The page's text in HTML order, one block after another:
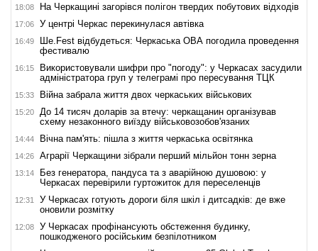
18:08 На Черкащині загорівся полігон твердих побутових відходів
17:06 У центрі Черкас перекинулася автівка
16:49
Ше.Fest відбудеться: Черкаська ОВА погодила проведення
фестивалю
16:15
Використовували шифри про "погоду": у Черкасах засудили
адміністратора груп у телеграмі про пересування ТЦК
15:33 Війна забрала життя двох черкаських військових
15:20
До 14 тисяч доларів за втечу: черкащанин організував
схему незаконного виїзду військовозобов'язаних
14:44 Вічна пам'ять: пішла з життя черкаська освітянка
14:26 Аграрії Черкащини зібрали перший мільйон тонн зерна
13:14
Без генератора, пандуса та з аварійною душовою: у
Черкасах перевірили гуртожиток для переселенців
12:31
У Черкасах готують дороги біля шкіл і дитсадків: де вже
оновили розмітку
12:08
У Черкасах профінансують обстеження будинку,
пошкодженого російським безпілотником